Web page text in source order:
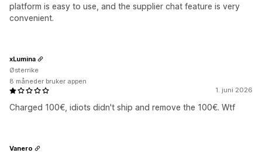
platform is easy to use, and the supplier chat feature is very
convenient.
1. juni 2026
Charged 100€, idiots didn't ship and remove the 100€. Wtf
xLumina
Østerrike
8 måneder bruker appen
Vanero